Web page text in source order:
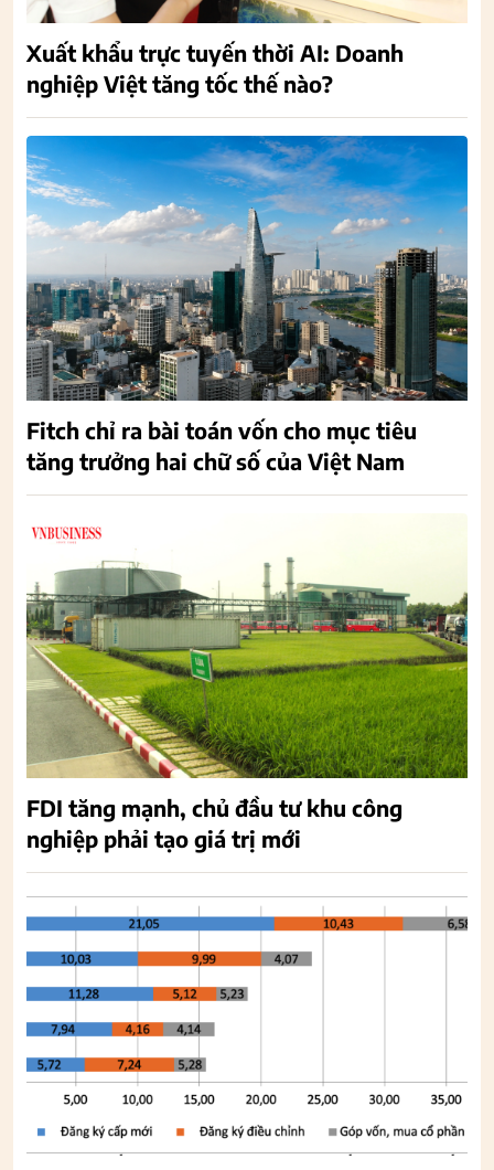
Xuất khẩu trực tuyến thời AI: Doanh
nghiệp Việt tăng tốc thế nào?
Fitch chỉ ra bài toán vốn cho mục tiêu
tăng trưởng hai chữ số của Việt Nam
FDI tăng mạnh, chủ đầu tư khu công
nghiệp phải tạo giá trị mới